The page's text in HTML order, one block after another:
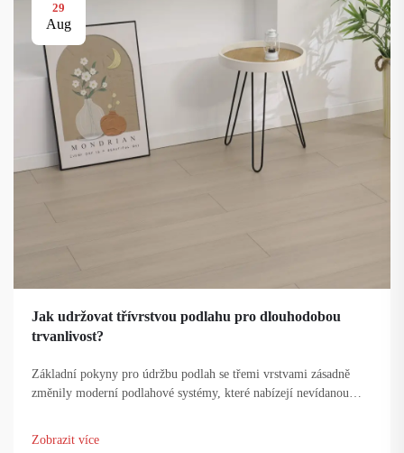
29
Aug
Jak udržovat třívrstvou podlahu pro dlouhodobou
trvanlivost?
Základní pokyny pro údržbu podlah se třemi vrstvami zásadně
změnily moderní podlahové systémy, které nabízejí nevídanou
Zobrazit více